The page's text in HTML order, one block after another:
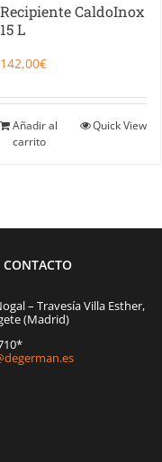
Recipiente CaldoInox
15 L
142,00€
Añadir al
carrito
Quick View
CONTACTO
– Travesía Villa Esther,
(Madrid)